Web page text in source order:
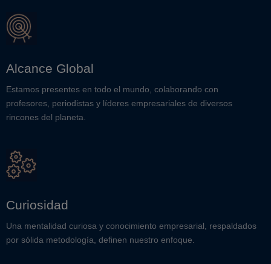
Alcance Global
Estamos presentes en todo el mundo, colaborando con
profesores, periodistas y líderes empresariales de diversos
rincones del planeta.
Curiosidad
Una mentalidad curiosa y conocimiento empresarial, respaldados
por sólida metodología, definen nuestro enfoque.